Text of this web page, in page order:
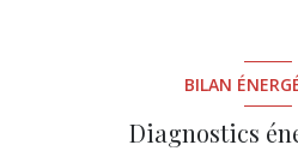
BILAN
Diagnostics